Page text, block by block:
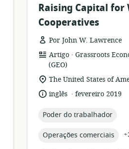
Raising Capital for
Cooperatives
Por John W. Lawrence
formato
de
recurso:
Artigo .
Editor:Grassroots
(GEO)
local
de
relevância:
The United States of
idioma:
inglês .
data
publicação:
fevereiro 2019
topic:
Poder do trabalhador
topic:
Operações comerciais